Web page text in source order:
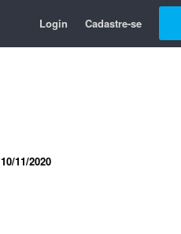
Login Cadastre-se
10/11/2020